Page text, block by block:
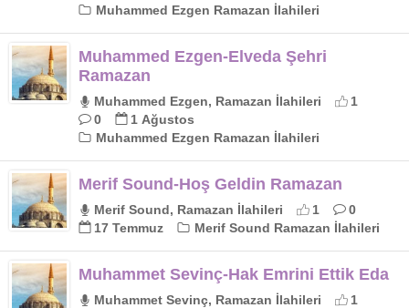
Muhammed Ezgen Ramazan İlahileri
Muhammed Ezgen-Elveda Şehri
Ramazan
Muhammed Ezgen, Ramazan İlahileri
1
0
1 Ağustos
Muhammed Ezgen Ramazan İlahileri
Merif Sound-Hoş Geldin Ramazan
Merif Sound, Ramazan İlahileri 1
0
17 Temmuz
Merif Sound Ramazan İlahileri
Muhammet Sevinç-Hak Emrini Ettik Eda
Muhammet Sevinç, Ramazan İlahileri
1